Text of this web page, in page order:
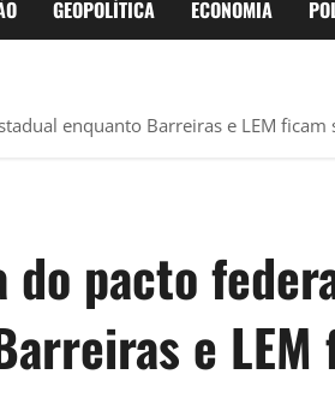
GEOPOLÍTICA ECONOMIA
enquanto Barreiras e LEM
pacto
e LEM